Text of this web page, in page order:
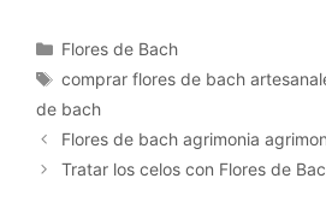
Categorías
Flores de Bach
Etiquetas
comprar flores de bach
de bach
Flores de bach agrimonia
Tratar los celos con Flores de